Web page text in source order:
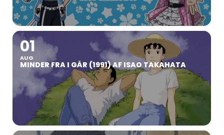
01
AUG
MINDER FRA I GÅR (1991) AF ISAO TAKAHATA